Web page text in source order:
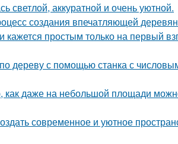
светлой, аккуратной и очень уютной.
создания впечатляющей
простым только на первый
дереву с помощью станка с
как даже на небольшой площади
современное и уютное